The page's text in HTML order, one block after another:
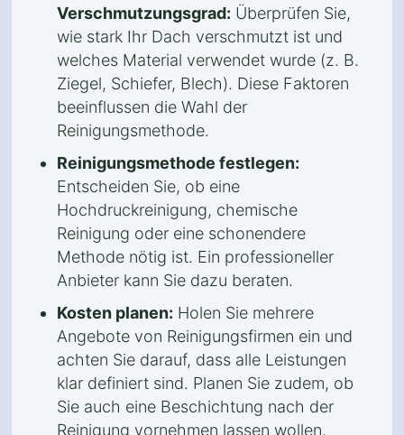
Verschmutzungsgrad: Überprüfen Sie,
wie stark Ihr Dach verschmutzt ist und
welches Material verwendet wurde (z. B.
Ziegel, Schiefer, Blech). Diese Faktoren
beeinflussen die Wahl der
Reinigungsmethode.
Reinigungsmethode festlegen:
Entscheiden Sie, ob eine
Hochdruckreinigung, chemische
Reinigung oder eine schonendere
Methode nötig ist. Ein professioneller
Anbieter kann Sie dazu beraten.
Kosten planen: Holen Sie mehrere
Angebote von Reinigungsfirmen ein und
achten Sie darauf, dass alle Leistungen
klar definiert sind. Planen Sie zudem, ob
Sie auch eine Beschichtung nach der
Reinigung vornehmen lassen wollen.